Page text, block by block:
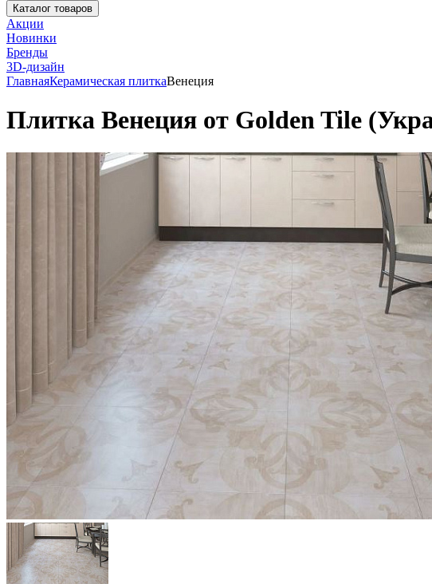
Каталог товаров
Акции
Новинки
Бренды
3D-дизайн
ГлавнаяКерамическая плиткаВенеция
Плитка Венеция от Golden Tile